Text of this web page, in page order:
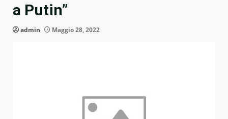
a Putin”
admin Maggio 28, 2022